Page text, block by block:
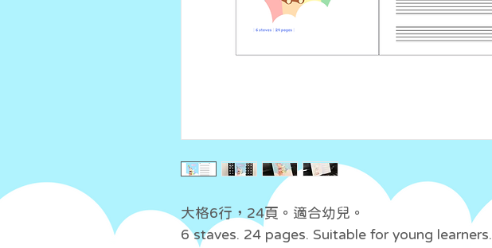
大格6行，24頁。適合幼兒。
6 staves. 24 pages. Suitable for young learners.